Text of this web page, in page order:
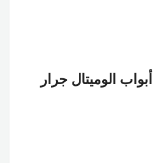
الوميتال جرار